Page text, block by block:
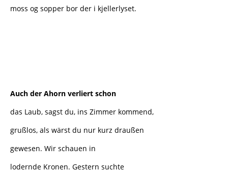
moss og sopper bor der i kjellerlyset.
Auch der Ahorn verliert schon
das Laub, sagst du, ins Zimmer kommend,
grußlos, als wärst du nur kurz draußen
gewesen. Wir schauen in
lodernde Kronen. Gestern suchte